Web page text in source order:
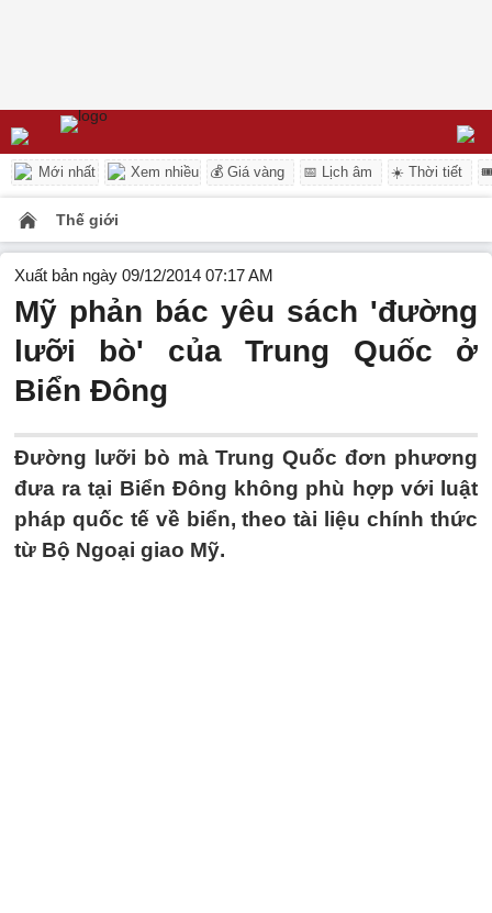
Mới nhất Xem nhiều 💰 Giá vàng 📅 Lịch âm ☀️ Thời tiết
Thế giới
Xuất bản ngày 09/12/2014 07:17 AM
Mỹ phản bác yêu sách 'đường
lưỡi bò' của Trung Quốc ở
Biển Đông
Đường lưỡi bò mà Trung Quốc đơn phương
đưa ra tại Biển Đông không phù hợp với luật
pháp quốc tế về biển, theo tài liệu chính thức
từ Bộ Ngoại giao Mỹ.